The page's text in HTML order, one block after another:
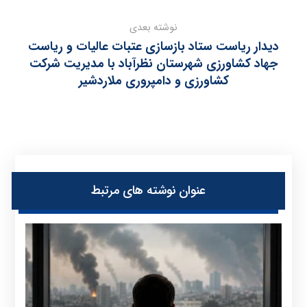
نوشته بعدی
دیدار ریاست ستاد بازسازی عتبات عالیات و ریاست
جهاد کشاورزی شهرستان نظرآباد با مدیریت شرکت
کشاورزی و دامپروری ملاردشیر
عنوان ‫نوشته های مرتبط